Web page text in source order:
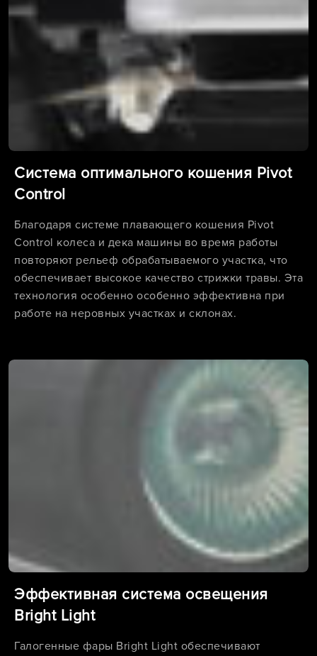
Система оптимального кошения Pivot
Control
Благодаря системе плавающего кошения Pivot
Control колеса и дека машины во время работы
повторяют рельеф обрабатываемого участка, что
обеспечивает высокое качество стрижки травы. Эта
технология особенно особенно эффективна при
работе на неровных участках и склонах.
Эффективная система освещения
Bright Light
Галогенные фары Bright Light обеспечивают